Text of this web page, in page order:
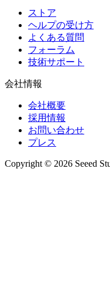
ストア
ヘルプの受け方
よくある質問
フォーラム
技術サポート
会社情報
会社概要
採用情報
お問い合わせ
プレス
Copyright © 2026 Seeed